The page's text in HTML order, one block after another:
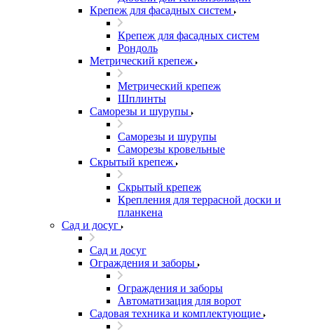
Крепеж для фасадных систем
Крепеж для фасадных систем
Рондоль
Метрический крепеж
Метрический крепеж
Шплинты
Саморезы и шурупы
Саморезы и шурупы
Саморезы кровельные
Скрытый крепеж
Скрытый крепеж
Крепления для террасной доски и
планкена
Сад и досуг
Сад и досуг
Ограждения и заборы
Ограждения и заборы
Автоматизация для ворот
Садовая техника и комплектующие